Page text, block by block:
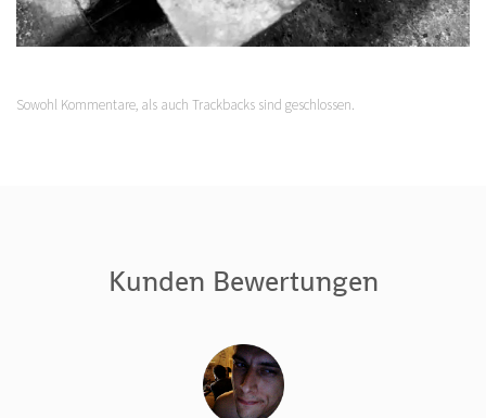
Sowohl Kommentare, als auch Trackbacks sind geschlossen.
Kunden Bewertungen